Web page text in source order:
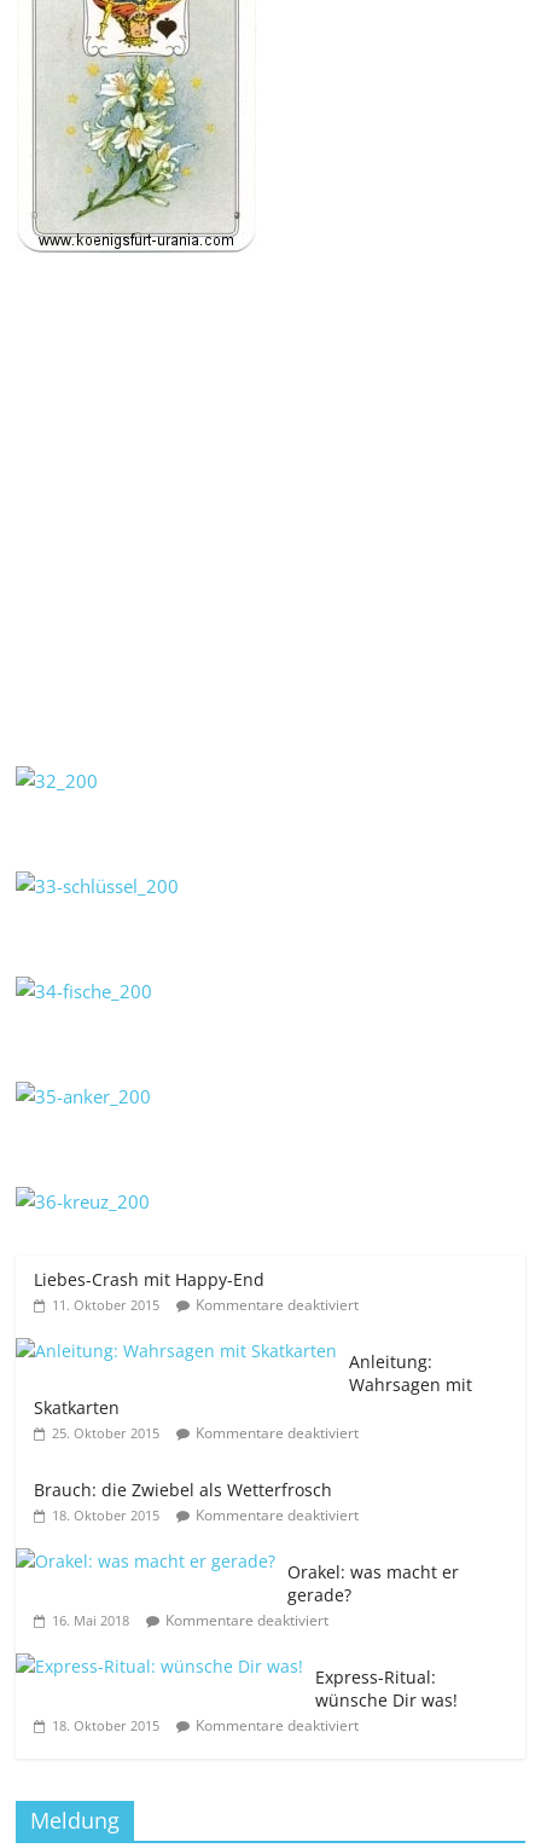
Liebes-Crash mit Happy-End
11. Oktober 2015 Kommentare deaktiviert
Anleitung:
Wahrsagen mit
Skatkarten
25. Oktober 2015 Kommentare deaktiviert
Brauch: die Zwiebel als Wetterfrosch
18. Oktober 2015 Kommentare deaktiviert
Orakel: was macht er
gerade?
16. Mai 2018 Kommentare deaktiviert
Express-Ritual:
wünsche Dir was!
18. Oktober 2015 Kommentare deaktiviert
Meldung